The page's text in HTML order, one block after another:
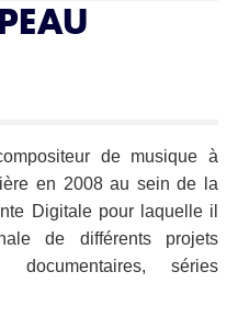
de musique à
en 2008 au sein de la
Digitale pour laquelle il
de différents projets
séries